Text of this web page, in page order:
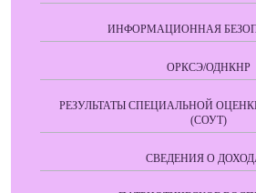
ИНФОРМАЦИОННАЯ
ОРКСЭ/ОДНКНР
РЕЗУЛЬТАТЫ СПЕЦИАЛЬНОЙ
(СОУТ)
СВЕДЕНИЯ О